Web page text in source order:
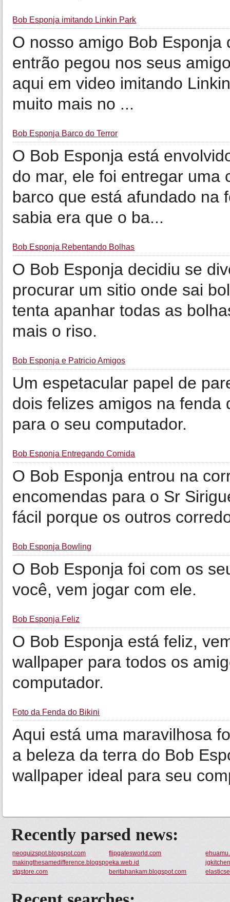
Bob Esponja imitando Linkin Park
O nosso amigo Bob
entrão pegou nos seus
aqui em video imitando
muito mais no ...
Bob Esponja Barco do Terror
O Bob Esponja está
do mar, ele foi entregar uma
barco que está afundado na
sabia era que o ba...
Bob Esponja Rebentando Bolhas
O Bob Esponja decidiu se
procurar um sitio onde sai
tenta apanhar todas as
mais o riso.
Bob Esponja e Patricio Amigos
Um espetacular papel de
dois felizes amigos na
para o seu computador.
Bob Esponja Entregando Comida
O Bob Esponja entrou na
encomendas para o Sr
fácil porque os outros
Bob Esponja Bowling
O Bob Esponja foi com os
você, vem jogar com ele.
Bob Esponja Feliz
O Bob Esponja está feliz,
wallpaper para todos os
computador.
Foto da Fenda do Bikini
Aqui está uma maravilhosa
a beleza da terra do Bob
wallpaper ideal para seu
Recently parsed news:
neoquizspot.blogspot.com flipgatesworld.com
makingthesamedifference.blogspot.comeka.web.id
stqstore.com
beritahankam.blogspot.com